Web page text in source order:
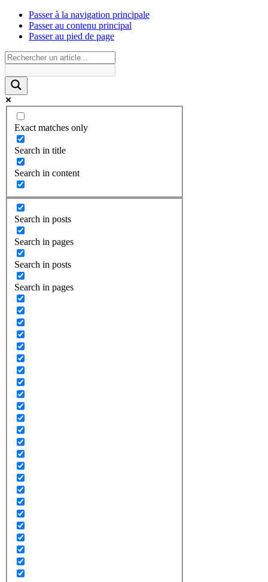
Passer à la navigation principale
Passer au contenu principal
Passer au pied de page
Exact matches only
Search in title
Search in content
Search in posts
Search in pages
Search in posts
Search in pages